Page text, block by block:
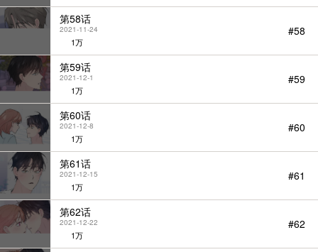
第58话
2021-11-24
1万
#58
第59话
2021-12-1
1万
#59
第60话
2021-12-8
1万
#60
第61话
2021-12-15
1万
#61
第62话
2021-12-22
1万
#62